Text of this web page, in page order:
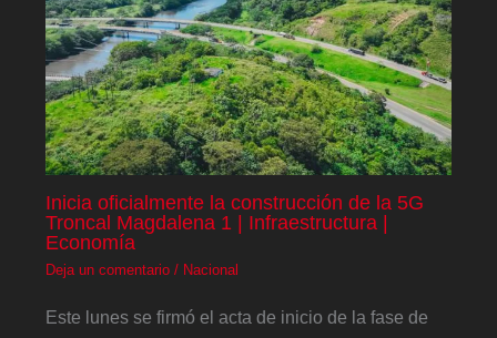
Inicia oficialmente la construcción de la 5G
Troncal Magdalena 1 | Infraestructura |
Economía
Deja un comentario / Nacional
Este lunes se firmó el acta de inicio de la fase de